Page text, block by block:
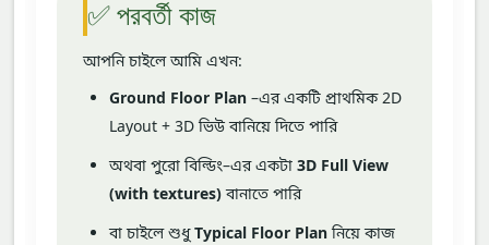
✅ পরবর্তী কাজ
আপনি চাইলে আমি এখন:
Ground Floor Plan–এর একটি প্রাথমিক 2D
Layout + 3D ভিউ বানিয়ে দিতে পারি
অথবা পুরো বিল্ডিং–এর একটা 3D Full View
(with textures)বানাতে পারি
বা চাইলে শুধুTypical Floor Planনিয়ে কাজ